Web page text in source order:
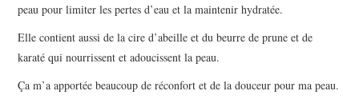
peau pour limiter les pertes d’eau et la maintenir hydratée.
Elle contient aussi de la cire d’abeille et du beurre de prune et de
karaté qui nourrissent et adoucissent la peau.
Ça m’a apportée beaucoup de réconfort et de la douceur pour ma peau.